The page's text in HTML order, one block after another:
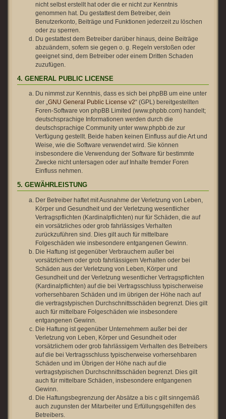
nicht selbst erstellt hat oder die er nicht zur Kenntnis
genommen hat. Du gestattest dem Betreiber, dein
Benutzerkonto, Beiträge und Funktionen jederzeit zu löschen
oder zu sperren.
Du gestattest dem Betreiber darüber hinaus, deine Beiträge
abzuändern, sofern sie gegen o. g. Regeln verstoßen oder
geeignet sind, dem Betreiber oder einem Dritten Schaden
zuzufügen.
4. GENERAL PUBLIC LICENSE
Du nimmst zur Kenntnis, dass es sich bei phpBB um eine unter
der „GNU General Public License v2“ (GPL) bereitgestellten
Foren-Software von phpBB Limited (www.phpbb.com) handelt;
deutschsprachige Informationen werden durch die
deutschsprachige Community unter www.phpbb.de zur
Verfügung gestellt. Beide haben keinen Einfluss auf die Art und
Weise, wie die Software verwendet wird. Sie können
insbesondere die Verwendung der Software für bestimmte
Zwecke nicht untersagen oder auf Inhalte fremder Foren
Einfluss nehmen.
5. GEWÄHRLEISTUNG
Der Betreiber haftet mit Ausnahme der Verletzung von Leben,
Körper und Gesundheit und der Verletzung wesentlicher
Vertragspflichten (Kardinalpflichten) nur für Schäden, die auf
ein vorsätzliches oder grob fahrlässiges Verhalten
zurückzuführen sind. Dies gilt auch für mittelbare
Folgeschäden wie insbesondere entgangenen Gewinn.
Die Haftung ist gegenüber Verbrauchern außer bei
vorsätzlichem oder grob fahrlässigem Verhalten oder bei
Schäden aus der Verletzung von Leben, Körper und
Gesundheit und der Verletzung wesentlicher Vertragspflichten
(Kardinalpflichten) auf die bei Vertragsschluss typischerweise
vorhersehbaren Schäden und im übrigen der Höhe nach auf
die vertragstypischen Durchschnittsschäden begrenzt. Dies gilt
auch für mittelbare Folgeschäden wie insbesondere
entgangenen Gewinn.
Die Haftung ist gegenüber Unternehmern außer bei der
Verletzung von Leben, Körper und Gesundheit oder
vorsätzlichem oder grob fahrlässigem Verhalten des Betreibers
auf die bei Vertragsschluss typischerweise vorhersehbaren
Schäden und im Übrigen der Höhe nach auf die
vertragstypischen Durchschnittsschäden begrenzt. Dies gilt
auch für mittelbare Schäden, insbesondere entgangenen
Gewinn.
Die Haftungsbegrenzung der Absätze a bis c gilt sinngemäß
auch zugunsten der Mitarbeiter und Erfüllungsgehilfen des
Betreibers.